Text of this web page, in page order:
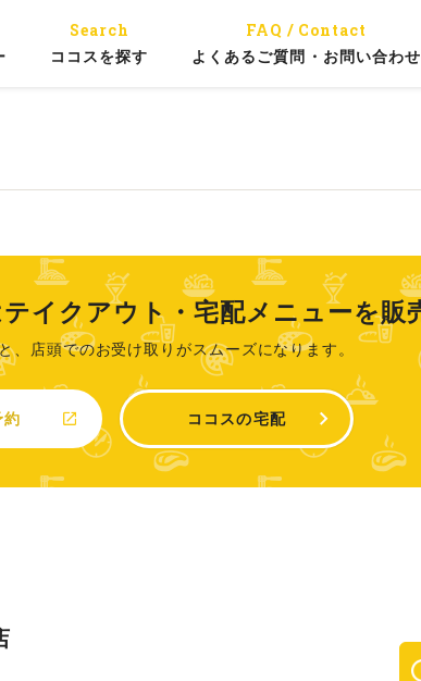
Search
ココスを探す
FAQ / Contact
よくあるご質問・お問い合わせ
イクアウト・宅配メニューを販
、店頭でのお受け取りがスムーズになります。
約 ココスの宅配